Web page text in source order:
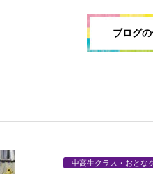
ブログ
中高生クラス・おとな